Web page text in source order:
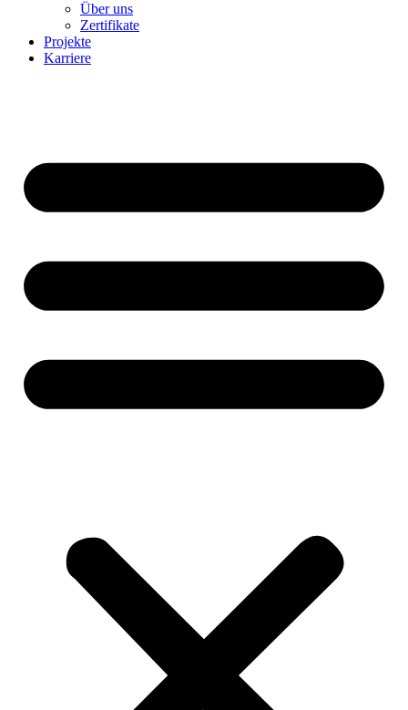
Über uns
Zertifikate
Projekte
Karriere